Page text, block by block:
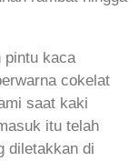
pintu kaca
cokelat
saat kaki
itu telah
diletakkan di